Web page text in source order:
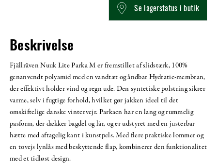
Se lagerstatus i butik
Beskrivelse
Fjällräven Nuuk Lite Parka M er fremstillet af slidstærk, 100%
genanvendt polyamid med en vandtæt og åndbar Hydratic-membran,
der effektivt holder vind og regn ude. Den syntetiske polstring sikrer
varme, selv i fugtige forhold, hvilket gør jakken ideel til det
omskiftelige danske vintervejr. Parkaen har en lang og rummelig
pasform, der dækker bagdel og lår, og er udstyret med en justerbar
hætte med aftagelig kant i kunstpels. Med flere praktiske lommer og
en tovejs lynlås med beskyttende flap, kombinerer den funktionalitet
med et tidløst design.